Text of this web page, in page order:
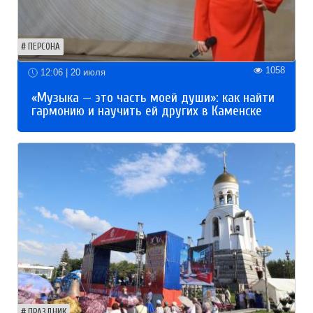
ПЕРСОНА
12:06 | 20 июля 1058
«Музыка — это часть моей души»: как найти
гармонию и научить ей других в Каменске